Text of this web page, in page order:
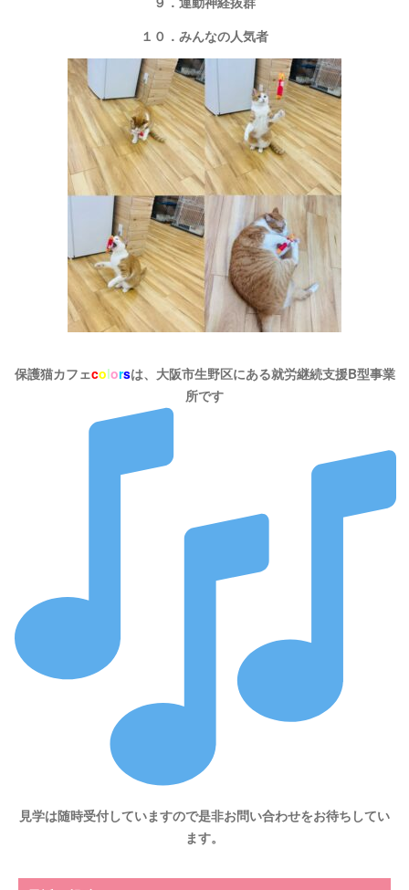
１０．みんなの人気者
保護猫カフェcolorsは、大阪市生野区にある就労継続支援B型事業
所です
見学は随時受付していますので是非お問い合わせをお待ちしてい
ます。